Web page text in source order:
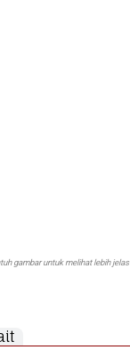
gambar untuk melihat lebih jelas